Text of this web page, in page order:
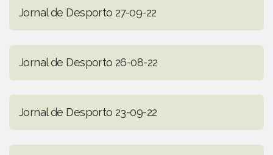
Jornal de Desporto 27-09-22
Jornal de Desporto 26-08-22
Jornal de Desporto 23-09-22